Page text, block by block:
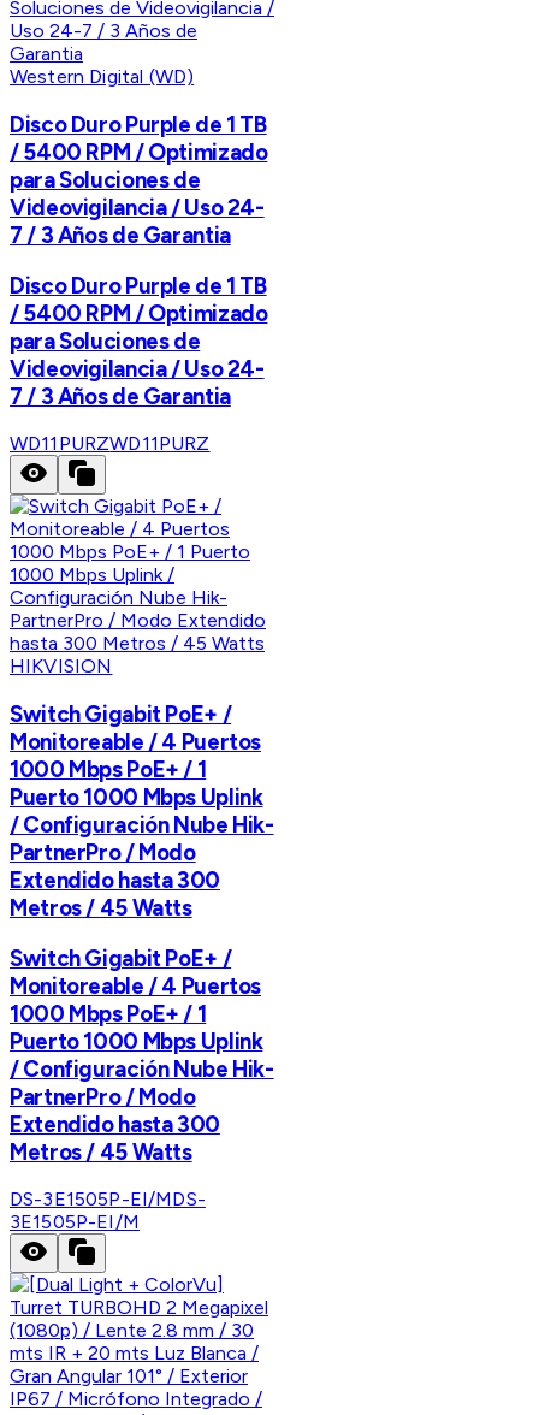
Western Digital (WD)
Disco Duro Purple de 1 TB
/ 5400 RPM / Optimizado
para Soluciones de
Videovigilancia / Uso 24-
7 / 3 Años de Garantia
Disco Duro Purple de 1 TB
/ 5400 RPM / Optimizado
para Soluciones de
Videovigilancia / Uso 24-
7 / 3 Años de Garantia
WD11PURZWD11PURZ
HIKVISION
Switch Gigabit PoE+ /
Monitoreable / 4 Puertos
1000 Mbps PoE+ / 1
Puerto 1000 Mbps Uplink
/ Configuración Nube Hik-
PartnerPro / Modo
Extendido hasta 300
Metros / 45 Watts
Switch Gigabit PoE+ /
Monitoreable / 4 Puertos
1000 Mbps PoE+ / 1
Puerto 1000 Mbps Uplink
/ Configuración Nube Hik-
PartnerPro / Modo
Extendido hasta 300
Metros / 45 Watts
DS-3E1505P-EI/MDS-
3E1505P-EI/M